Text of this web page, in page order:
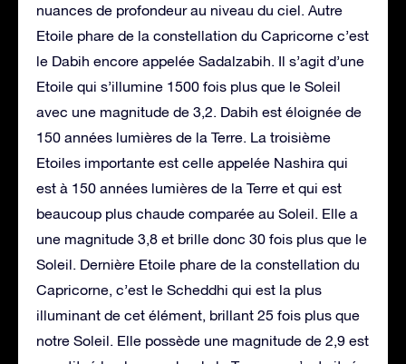
nuances de profondeur au niveau du ciel. Autre
Etoile phare de la constellation du Capricorne c’est
le Dabih encore appelée Sadalzabih. Il s’agit d’une
Etoile qui s’illumine 1500 fois plus que le Soleil
avec une magnitude de 3,2. Dabih est éloignée de
150 années lumières de la Terre. La troisième
Etoiles importante est celle appelée Nashira qui
est à 150 années lumières de la Terre et qui est
beaucoup plus chaude comparée au Soleil. Elle a
une magnitude 3,8 et brille donc 30 fois plus que le
Soleil. Dernière Etoile phare de la constellation du
Capricorne, c’est le Scheddhi qui est la plus
illuminant de cet élément, brillant 25 fois plus que
notre Soleil. Elle possède une magnitude de 2,9 est